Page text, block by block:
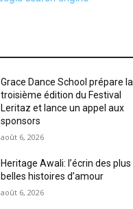
Grace Dance School prépare la
troisième édition du Festival
Leritaz et lance un appel aux
sponsors
août 6, 2026
Heritage Awali: l’écrin des plus
belles histoires d’amour
août 6, 2026